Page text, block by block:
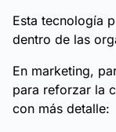
Esta tecnología
dentro de las
En marketing,
para reforzar la
con más detalle: